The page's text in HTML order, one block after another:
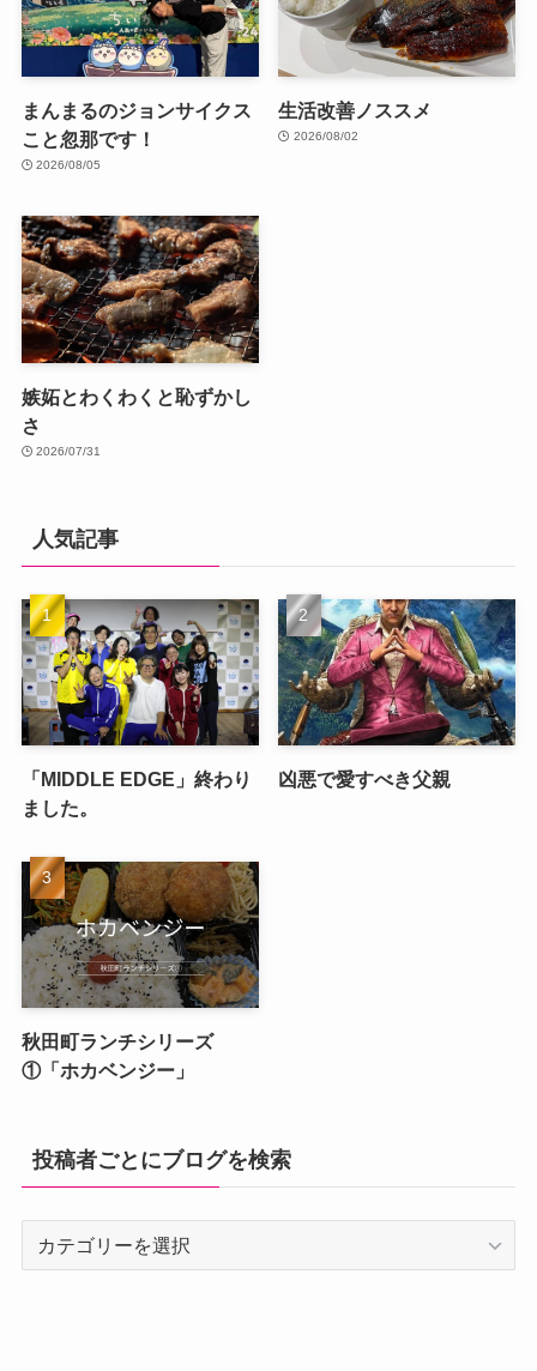
まんまるのジョンサイクス
こと忽那です！
2026/08/05
生活改善ノススメ
2026/08/02
嫉妬とわくわくと恥ずかし
さ
2026/07/31
人気記事
「MIDDLE EDGE」終わり
ました。
凶悪で愛すべき父親
秋田町ランチシリーズ
①「ホカベンジー」
投稿者ごとにブログを検索